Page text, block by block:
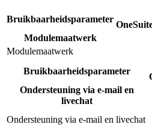
Bruikbaarheidsparameter
Modulemaatwerk
Modulemaatwerk
Bruikbaarheidsparameter
Ondersteuning via e-mail en
livechat
Ondersteuning via e-mail en livechat